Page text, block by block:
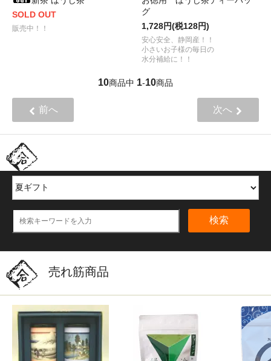
SOLD OUT
販売中！！
グ
1,728円(税128円)
安心安全、静岡産！！
小さいお子様の毎日の
水分補給に！！
10商品中 1-10商品
前へ 次へ
ほかの商品を探す
検索
売れ筋商品